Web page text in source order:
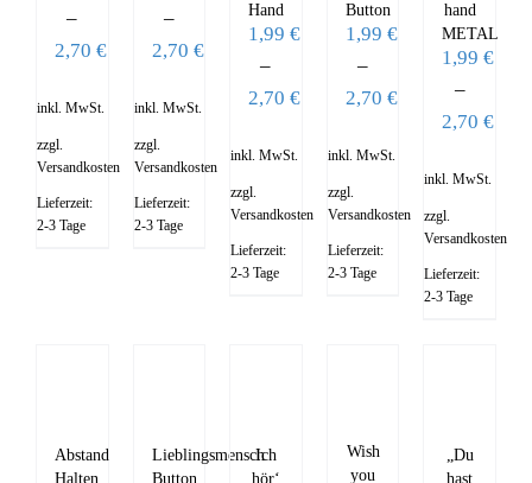
–
2,70 €
inkl. MwSt.
zzgl.
Versandkosten
Lieferzeit:
2-3 Tage
–
2,70 €
inkl. MwSt.
zzgl.
Versandkosten
Lieferzeit:
2-3 Tage
Hand
1,99€
–
2,70€
inkl. MwSt.
zzgl.
Versandkosten
Lieferzeit:
2-3 Tage
Button
1,99 €
–
2,70 €
inkl. MwSt.
zzgl.
Versandkosten
Lieferzeit:
2-3 Tage
hand
METAL
1,99€
–
2,70€
inkl. MwSt.
zzgl.
Versandkosten
Lieferzeit:
2-3 Tage
Abstand
Halten
Lieblingsmensch
Button
Ich
hör‘
Wish
you
„Du
hast